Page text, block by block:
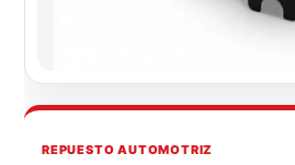
REPUESTO AUTOMOTRIZ